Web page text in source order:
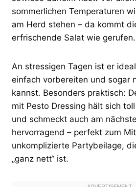
sommerlichen Temperaturen
am Herd stehen – da kommt
erfrischende Salat wie gerufen.
An stressigen Tagen ist er
einfach vorbereiten und sogar
kannst. Besonders praktisch:
mit Pesto Dressing hält sich
und schmeckt auch am
hervorragend – perfekt zum
unkomplizierte Partybeilage,
„ganz nett“ ist.